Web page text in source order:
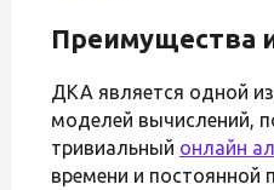
Преимущества
ДКА является одной
моделей вычислений,
тривиальный онлайн
времени и постоянной